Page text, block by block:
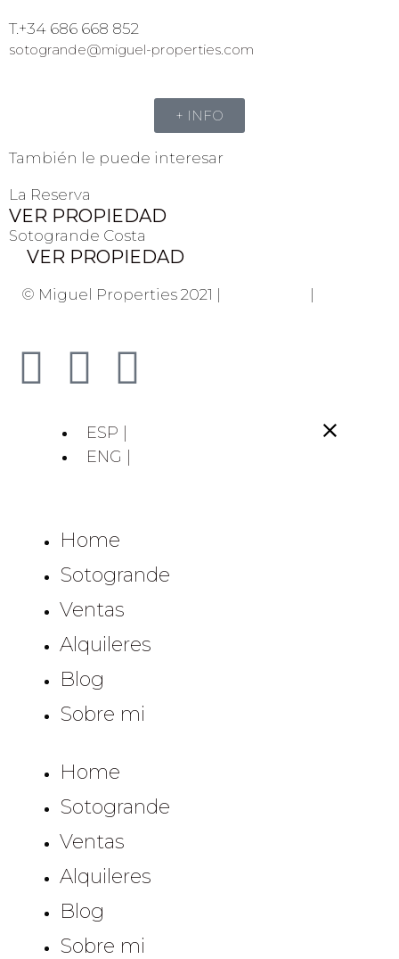
T.+34 686 668 852
sotogrande@miguel-properties.com
+ INFO
También le puede interesar
La Reserva
VER PROPIEDAD
Sotogrande Costa
VER PROPIEDAD
© Miguel Properties 2021 | |
ESP |
ENG |
Home
Sotogrande
Ventas
Alquileres
Blog
Sobre mi
Home
Sotogrande
Ventas
Alquileres
Blog
Sobre mi